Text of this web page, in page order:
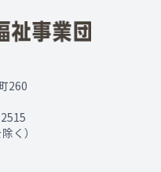
260
く）